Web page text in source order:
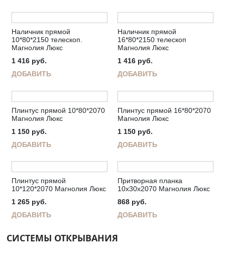
Наличник прямой
10*80*2150 телескоп.
Магнолия Люкс
1 416 руб.
ДОБАВИТЬ
Наличник прямой
16*80*2150 телескоп
Магнолия Люкс
1 416 руб.
ДОБАВИТЬ
Плинтус прямой 10*80*2070
Магнолия Люкс
1 150 руб.
ДОБАВИТЬ
Плинтус прямой 16*80*2070
Магнолия Люкс
1 150 руб.
ДОБАВИТЬ
Плинтус прямой
10*120*2070 Магнолия Люкс
1 265 руб.
ДОБАВИТЬ
Притворная планка
10х30х2070 Магнолия Люкс
868 руб.
ДОБАВИТЬ
СИСТЕМЫ ОТКРЫВАНИЯ